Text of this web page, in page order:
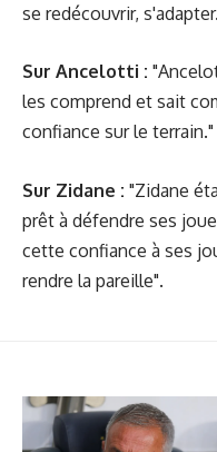
se redécouvrir,
Sur Ancelotti :
les comprend et sait
confiance sur le terrain."
Sur Zidane : "Zidane
prêt à défendre ses
cette confiance à ses
rendre la pareille".